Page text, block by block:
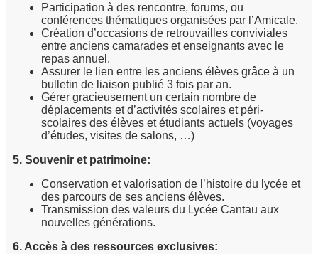
Participation à des rencontre, forums, ou
conférences thématiques organisées par l’Amicale.
Création d’occasions de retrouvailles conviviales
entre anciens camarades et enseignants avec le
repas annuel.
Assurer le lien entre les anciens élèves grâce à un
bulletin de liaison publié 3 fois par an.
Gérer gracieusement un certain nombre de
déplacements et d’activités scolaires et péri-
scolaires des élèves et étudiants actuels (voyages
d’études, visites de salons, …)
5. Souvenir et patrimoine:
Conservation et valorisation de l’histoire du lycée et
des parcours de ses anciens élèves.
Transmission des valeurs du Lycée Cantau aux
nouvelles générations.
6. Accès à des ressources exclusives: